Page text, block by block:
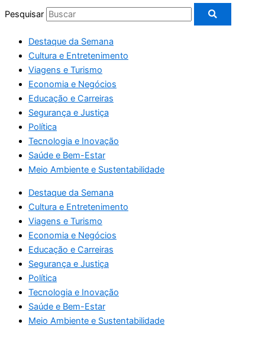
Pesquisar
Destaque da Semana
Cultura e Entretenimento
Viagens e Turismo
Economia e Negócios
Educação e Carreiras
Segurança e Justiça
Política
Tecnologia e Inovação
Saúde e Bem-Estar
Meio Ambiente e Sustentabilidade
Destaque da Semana
Cultura e Entretenimento
Viagens e Turismo
Economia e Negócios
Educação e Carreiras
Segurança e Justiça
Política
Tecnologia e Inovação
Saúde e Bem-Estar
Meio Ambiente e Sustentabilidade